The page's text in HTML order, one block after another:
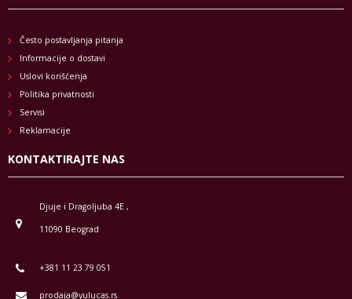
Često postavljanja pitanja
Informacije o dostavi
Uslovi korišćenja
Politika privatnosti
Servisi
Reklamacije
KONTAKTIRAJTE NAS
Djuje i Dragoljuba 4E ,
11090 Beograd
+381 11 23 79 051
prodaja@yulucas.rs